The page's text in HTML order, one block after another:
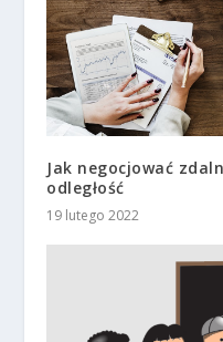
Jak negocjować
odległość
19 lutego 2022